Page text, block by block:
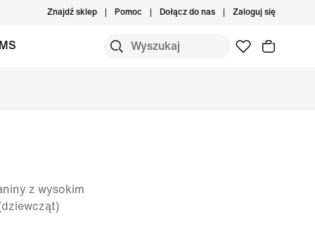
Znajdź sklep Pomoc Dołącz do nas Zaloguj się
z wysokim